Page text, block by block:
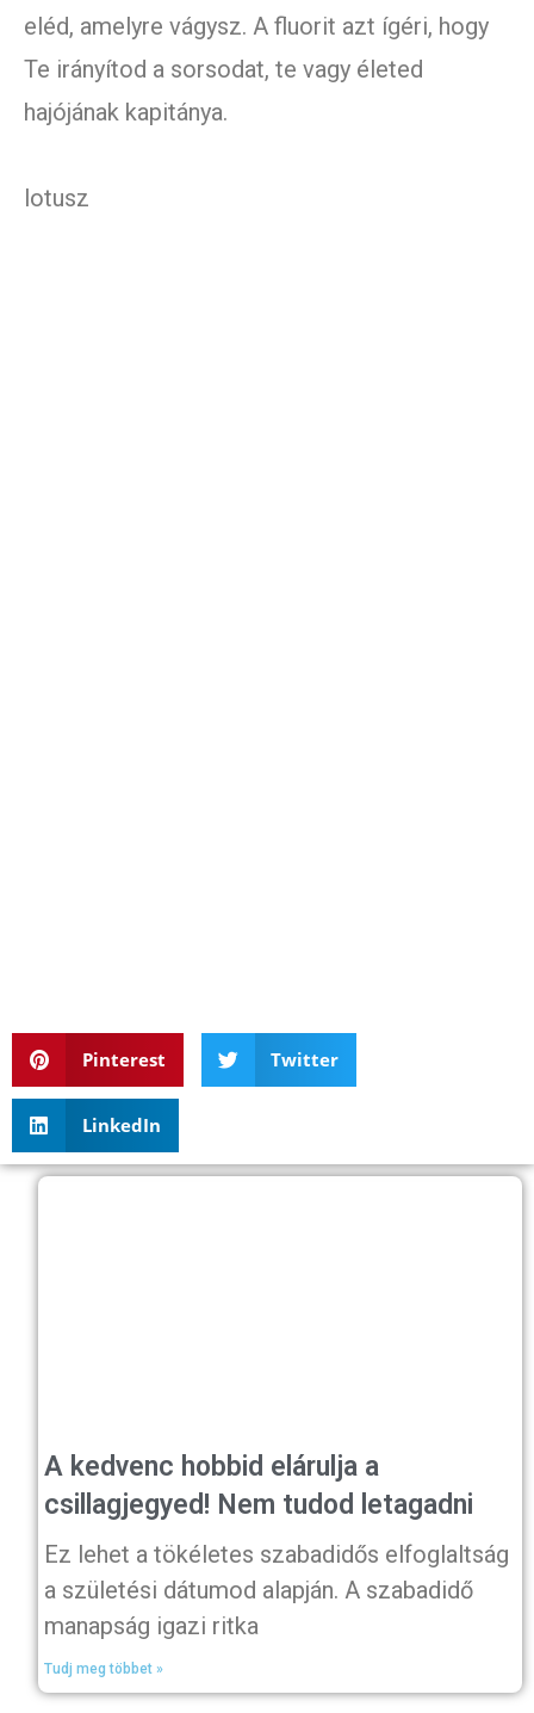
eléd, amelyre vágysz. A fluorit azt ígéri, hogy
Te irányítod a sorsodat, te vagy életed
hajójának kapitánya.
lotusz
Pinterest Twitter
LinkedIn
A kedvenc hobbid elárulja a
csillagjegyed! Nem tudod letagadni
Ez lehet a tökéletes szabadidős elfoglaltság
a születési dátumod alapján. A szabadidő
manapság igazi ritka
Tudj meg többet »